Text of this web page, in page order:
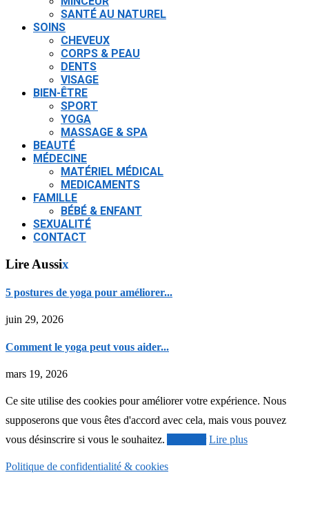
SANTÉ AU NATUREL
SOINS
CHEVEUX
CORPS & PEAU
DENTS
VISAGE
BIEN-ÊTRE
SPORT
YOGA
MASSAGE & SPA
BEAUTÉ
MÉDECINE
MATÉRIEL MÉDICAL
MEDICAMENTS
FAMILLE
BÉBÉ & ENFANT
SEXUALITÉ
CONTACT
Lire Aussix
5 postures de yoga pour améliorer...
juin 29, 2026
Comment le yoga peut vous aider...
mars 19, 2026
Ce site utilise des cookies pour améliorer votre expérience. Nous
supposerons que vous êtes d'accord avec cela, mais vous pouvez
vous désinscrire si vous le souhaitez.
Lire plus
Politique de confidentialité & cookies